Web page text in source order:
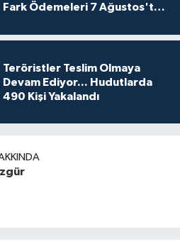
Fark Ödemeleri 7 Ağustos'ta
Teröristler Teslim Olmaya
Devam Ediyor... Hudutlarda
490 Kişi Yakalandı